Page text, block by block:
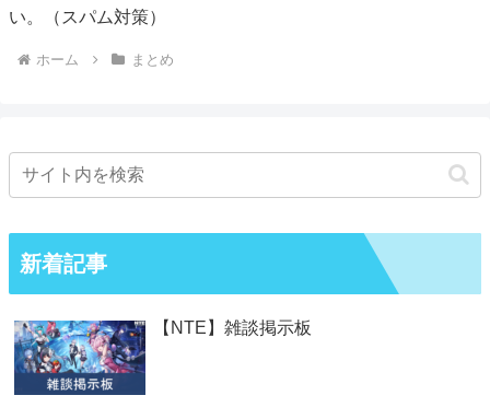
い。（スパム対策）
ホーム まとめ
新着記事
【NTE】雑談掲示板